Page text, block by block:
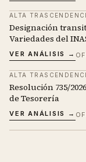
ALTA
Designación
Variedades del
VER ANÁLISIS →
ALTA
Resolución 735/
de Tesorería
VER ANÁLISIS →